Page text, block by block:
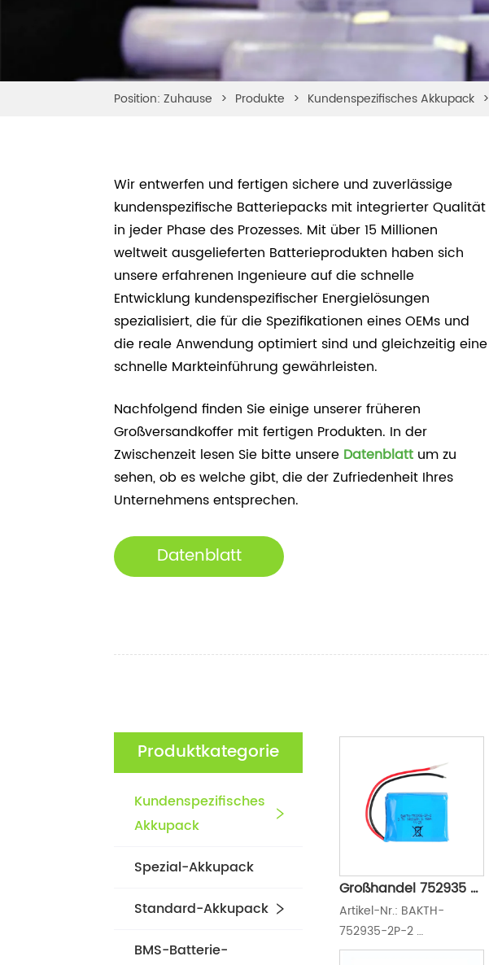
Position: Zuhause > Produkte > Kundenspezifisches Akkupack >
Wir entwerfen und fertigen sichere und zuverlässige
kundenspezifische Batteriepacks mit integrierter Qualität
in jeder Phase des Prozesses. Mit über 15 Millionen
weltweit ausgelieferten Batterieprodukten haben sich
unsere erfahrenen Ingenieure auf die schnelle
Entwicklung kundenspezifischer Energielösungen
spezialisiert, die für die Spezifikationen eines OEMs und
die reale Anwendung optimiert sind und gleichzeitig eine
schnelle Markteinführung gewährleisten.
Nachfolgend finden Sie einige unserer früheren
Großversandkoffer mit fertigen Produkten. In der
Zwischenzeit lesen Sie bitte unsere Datenblatt um zu
sehen, ob es welche gibt, die der Zufriedenheit Ihres
Unternehmens entsprechen.
Datenblatt
Produktkategorie
Kundenspezifisches
Akkupack
Spezial-Akkupack
Standard-Akkupack
BMS-Batterie-
Großhandel 752935
Wiederaufladbare
Batterie 3,7v Li-
Artikel-Nr.: BAKTH-
752935-2P-2
Nennspannung: 3,7 V